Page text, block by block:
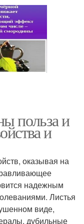
польза и
и
оказывая на
надежным
Листья
виде,
дубильные